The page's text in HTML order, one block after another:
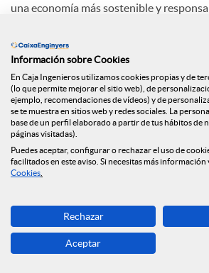
una economía más sostenible y
C
o
m
p
a
Noticias
Caja Ingenieros continúa
oficinas y llega a Reus
Caja Ingenieros prevé una
Información sobre Cookies
En Caja Ingenieros utilizamos cookies propias y de
(lo que permite mejorar el sitio web), de
ejemplo, recomendaciones de vídeos) y de
se te muestra en sitios web y redes sociales. La
base de un perfil elaborado a partir de tus hábitos de
páginas visitadas).
Puedes aceptar, configurar o rechazar el uso de
facilitados en este aviso. Si necesitas más
Cookies
Rechazar
Aceptar